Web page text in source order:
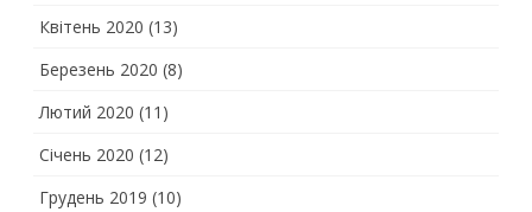
Квітень 2020 (13)
Березень 2020 (8)
Лютий 2020 (11)
Січень 2020 (12)
Грудень 2019 (10)